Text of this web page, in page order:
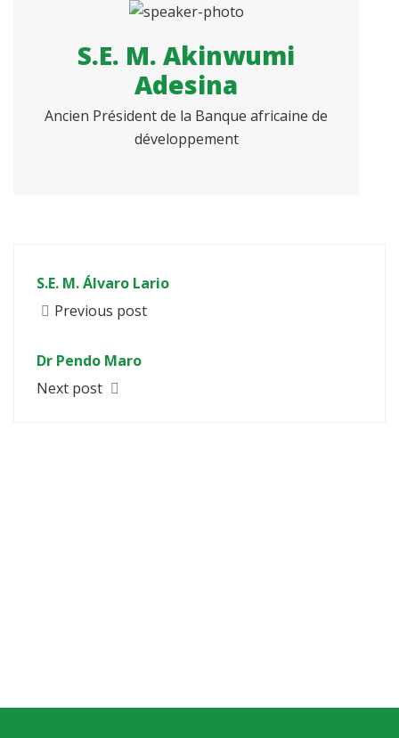
S.E. M. Akinwumi
Adesina
Ancien Président de la Banque africaine de
développement
S.E. M. Álvaro Lario
Previous post
Dr Pendo Maro
Next post